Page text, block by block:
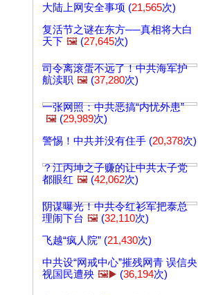
大陆上网安全事项 (21,565次)
复活节之谜在东方──真相将大白
天下 🖼️ (27,645次)
司令离滚蛋不远了！中共海军护
航渎职 🖼️ (37,280次)
一张网照：中共恶搞“内忧外患”
🖼️ (29,989次)
警惕！中共并没有住手 (20,378次)
？江丙坤之子赚的让中共太子党
都眼红 🖼️ (42,062次)
阴谋曝光！中共令红衫军把泰总
理闹下台 🖼️ (32,110次)
飞越“疯人院” (21,430次)
中共设“网戒中心”摧残网青 误信央
视国民遭殃 🖼️▶️ (36,194次)